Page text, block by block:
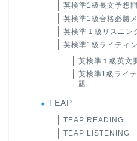
英検準1級長文予想
英検準1級合格必勝
英検準１級リスニン
英検準1級ライティ
英検準１級英文
英検準1級ライ
題
TEAP
TEAP READING
TEAP LISTENING